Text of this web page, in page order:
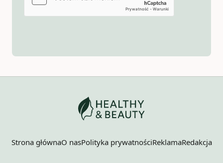
Strona głównaO nasPolityka prywatnościReklamaRedakcja